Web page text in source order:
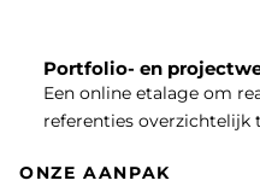
Portfolio- en
Een online etalage om
referenties overzichtelijk
ONZE AANPAK